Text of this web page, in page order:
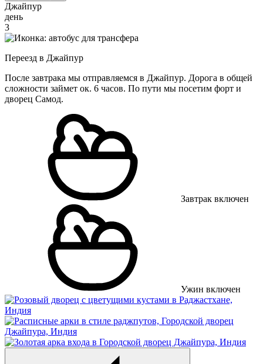
Джайпур
день
3
Переезд в Джайпур
После завтрака мы отправляемся в Джайпур. Дорога в общей
сложности займет ок. 6 часов. По пути мы посетим форт и
дворец Самод.
Завтрак включен
Ужин включен